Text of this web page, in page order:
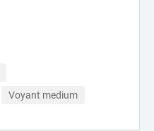
Voyant medium